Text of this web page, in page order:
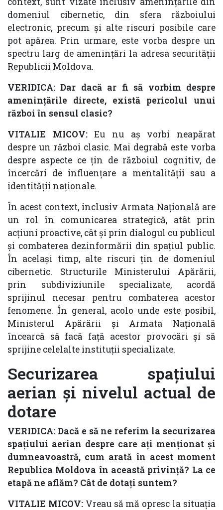
domeniul cibernetic, din sfera războiului
electronic, precum și alte riscuri posibile care
pot apărea. Prin urmare, este vorba despre un
spectru larg de amenințări la adresa securității
Republicii Moldova.
VERIDICA: Dar dacă ar fi să vorbim despre
amenințările directe, există pericolul unui
război în sensul clasic?
VITALIE MICOV:Eu nu aș vorbi neapărat
despre un război clasic. Mai degrabă este vorba
despre aspecte ce țin de războiul cognitiv, de
încercări de influențare a mentalității sau a
identității naționale.
În acest context, inclusiv Armata Națională are
un rol în comunicarea strategică, atât prin
acțiuni proactive, cât și prin dialogul cu publicul
și combaterea dezinformării din spațiul public.
În același timp, alte riscuri țin de domeniul
cibernetic. Structurile Ministerului Apărării,
prin subdiviziunile specializate, acordă
sprijinul necesar pentru combaterea acestor
fenomene. În general, acolo unde este posibil,
Ministerul Apărării și Armata Națională
încearcă să facă față acestor provocări și să
sprijine celelalte instituții specializate.
Securizarea spațiului
aerian și nivelul actual de
dotare
VERIDICA: Dacă e să ne referim la securizarea
spațiului aerian despre care ați menționat și
dumneavoastră, cum arată în acest moment
Republica Moldova în această privință? La ce
etapă ne aflăm? Cât de dotați suntem?
VITALIE MICOV:Vreau să mă opresc la situația